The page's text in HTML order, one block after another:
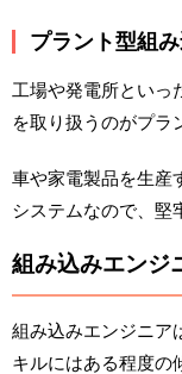
プラント型組
工場や発電所といっ
を取り扱うのがプラ
車や家電製品を生産
システムなので、堅
組み込みエンジ
組み込みエンジニア
キルにはある程度の